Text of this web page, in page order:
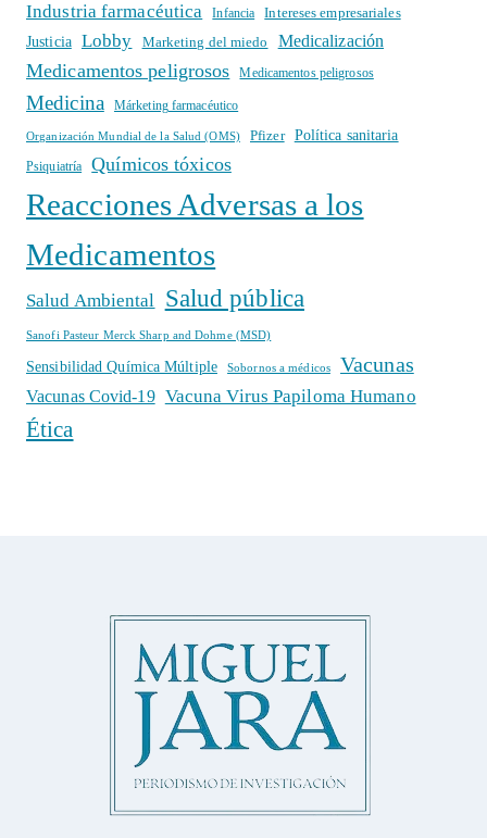
Industria farmacéutica Infancia
Intereses empresariales
Justicia
Lobby Marketing del miedo Medicalización
Medicamentos peligrosos Medicamentos peligrosos
Medicina Márketing farmacéutico
Organización Mundial de la Salud (OMS) Pfizer Política sanitaria
Psiquiatría Químicos tóxicos
Reacciones Adversas a los
Medicamentos
Salud Ambiental Salud pública
Sanofi Pasteur Merck Sharp and Dohme (MSD)
Sensibilidad Química Múltiple Sobornos a médicos Vacunas
Vacunas Covid-19 Vacuna Virus Papiloma Humano
Ética